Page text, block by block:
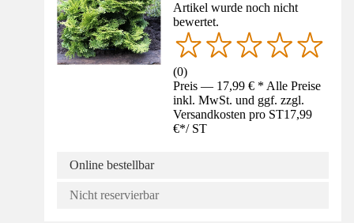
Artikel wurde noch nicht
bewertet.
(0)
Preis — 17,99 € * Alle Preise
inkl. MwSt. und ggf. zzgl.
Versandkosten pro ST17,99
€*/ ST
Online bestellbar
Nicht reservierbar